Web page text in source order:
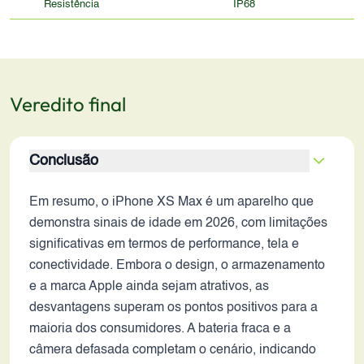
Resistência IP68
Veredito final
Conclusão
Em resumo, o iPhone XS Max é um aparelho que
demonstra sinais de idade em 2026, com limitações
significativas em termos de performance, tela e
conectividade. Embora o design, o armazenamento
e a marca Apple ainda sejam atrativos, as
desvantagens superam os pontos positivos para a
maioria dos consumidores. A bateria fraca e a
câmera defasada completam o cenário, indicando